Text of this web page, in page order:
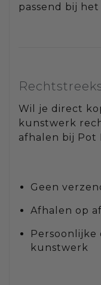
passend bij
Wil je direct
kunstwerk
afhalen bij Pot
Geen
Afhalen op
kunstwerk